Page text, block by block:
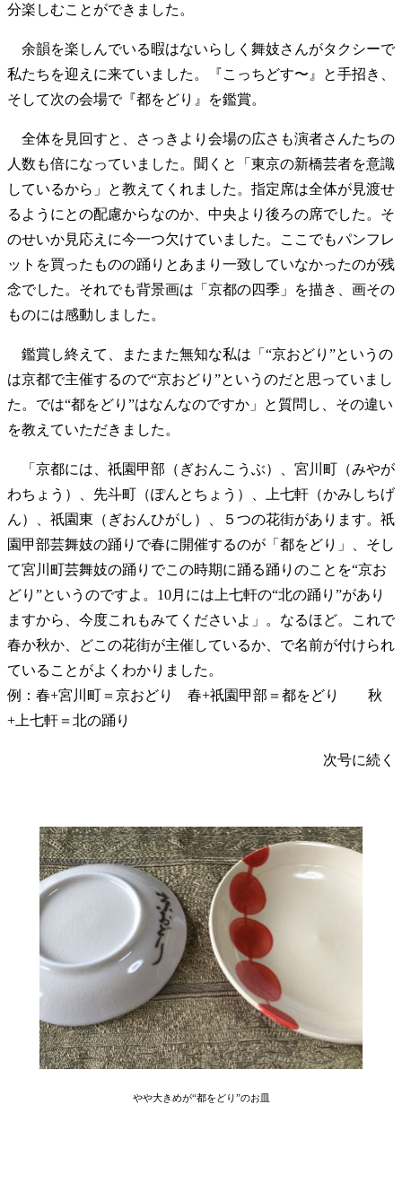
分楽しむことができました。
余韻を楽しんでいる暇はないらしく舞妓さんがタクシーで
私たちを迎えに来ていました。『こっちどす〜』と手招き、
そして次の会場で『都をどり』を鑑賞。
全体を見回すと、さっきより会場の広さも演者さんたちの
人数も倍になっていました。聞くと「東京の新橋芸者を意識
しているから」と教えてくれました。指定席は全体が見渡せ
るようにとの配慮からなのか、中央より後ろの席でした。そ
のせいか見応えに今一つ欠けていました。ここでもパンフレ
ットを買ったものの踊りとあまり一致していなかったのが残
念でした。それでも背景画は「京都の四季」を描き、画その
ものには感動しました。
鑑賞し終えて、またまた無知な私は「“京おどり”というの
は京都で主催するので“京おどり”というのだと思っていまし
た。では“都をどり”はなんなのですか」と質問し、その違い
を教えていただきました。
「京都には、祇園甲部（ぎおんこうぶ）、宮川町（みやが
わちょう）、先斗町（ぽんとちょう）、上七軒（かみしちげ
ん）、祇園東（ぎおんひがし）、５つの花街があります。祇
園甲部芸舞妓の踊りで春に開催するのが「都をどり」、そし
て宮川町芸舞妓の踊りでこの時期に踊る踊りのことを“京お
どり”というのですよ。10月には上七軒の“北の踊り”があり
ますから、今度これもみてくださいよ」。なるほど。これで
春か秋か、どこの花街が主催しているか、で名前が付けられ
ていることがよくわかりました。
例：春+宮川町＝京おどり 春+祇園甲部＝都をどり 秋
+上七軒＝北の踊り
次号に続く
やや大きめが“都をどり”のお皿